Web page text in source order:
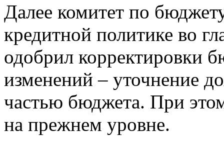
Далее комитет по
кредитной политике во
одобрил корректировки
изменений – уточнение
частью бюджета. При
на прежнем уровне.